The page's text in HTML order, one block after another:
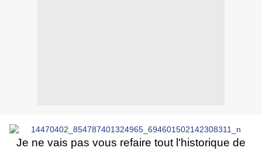
Je ne vais pas vous refaire tout l'historique de